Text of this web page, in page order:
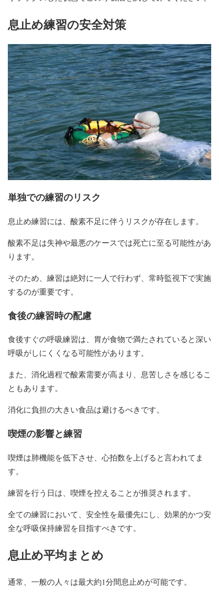
息止め練習の安全対策
単独での練習のリスク
息止め練習には、酸素不足に伴うリスクが存在します。
酸素不足は失神や最悪のケースでは死亡に至る可能性があ
ります。
そのため、練習は絶対に一人で行わず、常時監視下で実施
するのが重要です。
食後の練習時の配慮
食後すぐの呼吸練習は、胃が食物で満たされていると深い
呼吸がしにくくなる可能性があります。
また、消化過程で酸素需要が高まり、息苦しさを感じるこ
ともあります。
消化に負担の大きい食品は避けるべきです。
喫煙の影響と練習
喫煙は肺機能を低下させ、心拍数を上げると言われてま
す。
練習を行う日は、喫煙を控えることが推奨されます。
全ての練習において、安全性を最優先にし、効果的かつ安
全な呼吸保持練習を目指すべきです。
息止め平均まとめ
通常、一般の人々は最大約1分間息止めが可能です。